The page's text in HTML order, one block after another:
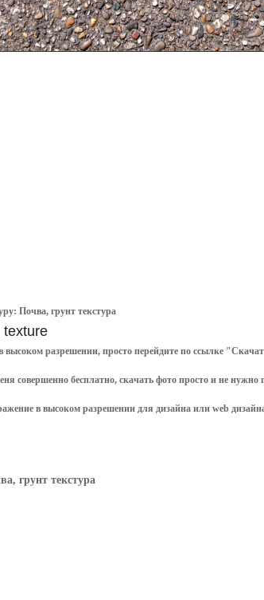
Почва, грунт текстура
texture
высоком разрешении, просто перейдите по ссылке
совершенно бесплатно, скачать фото просто и не нужно
в высоком разрешении для дизайна или web
грунт текстура